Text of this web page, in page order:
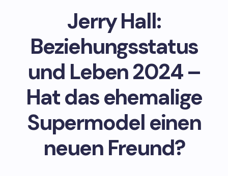
Jerry Hall:
Beziehungsstatus
und Leben 2024 –
Hat das ehemalige
Supermodel einen
neuen Freund?